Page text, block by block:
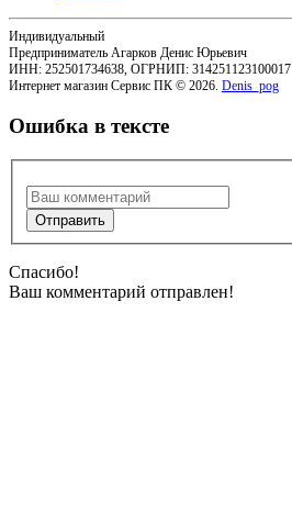
Индивидуальный
Предприниматель Агарков Денис Юрьевич
ИНН: 252501734638, ОГРНИП: 314251123100017
Интернет магазин Сервис ПК © 2026. Denis_pog
Ошибка в тексте
Спасибо!
Ваш комментарий отправлен!